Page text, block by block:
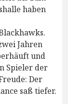
haben
Jahren
und
Spieler der
Der
saß tiefer.